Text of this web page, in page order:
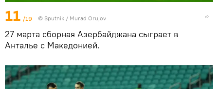
11 /19 © Sputnik / Murad Orujov
27 марта сборная Азербайджана сыграет в
Анталье с Македонией.